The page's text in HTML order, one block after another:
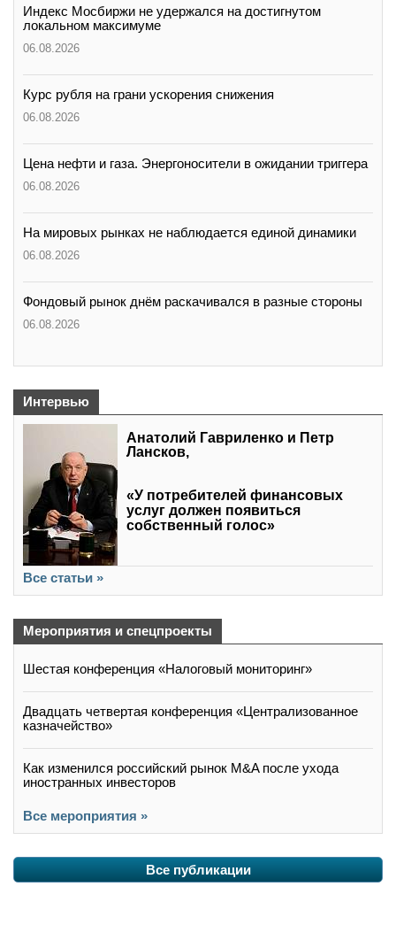
Индекс Мосбиржи не удержался на достигнутом
локальном максимуме
06.08.2026
Курс рубля на грани ускорения снижения
06.08.2026
Цена нефти и газа. Энергоносители в ожидании триггера
06.08.2026
На мировых рынках не наблюдается единой динамики
06.08.2026
Фондовый рынок днём раскачивался в разные стороны
06.08.2026
Интервью
Анатолий Гавриленко и Петр
Лансков,
«У потребителей финансовых
услуг должен появиться
собственный голос»
Все статьи »
Мероприятия и спецпроекты
Шестая конференция «Налоговый мониторинг»
Двадцать четвертая конференция «Централизованное
казначейство»
Как изменился российский рынок M&A после ухода
иностранных инвесторов
Все мероприятия »
Все публикации